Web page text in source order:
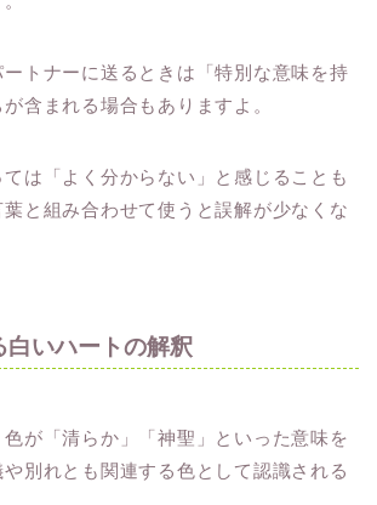
トナーに送るときは「特別な意味を持
含まれる場合もありますよ。
は「よく分からない」と感じることも
と組み合わせて使うと誤解が少なくな
白いハートの解釈
が「清らか」「神聖」といった意味を
別れとも関連する色として認識される